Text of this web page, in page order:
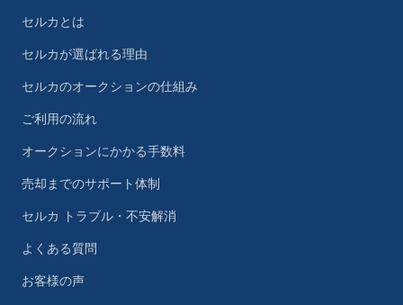
セルカとは
セルカが選ばれる理由
セルカのオークションの仕組み
ご利用の流れ
オークションにかかる手数料
売却までのサポート体制
セルカ トラブル・不安解消
よくある質問
お客様の声